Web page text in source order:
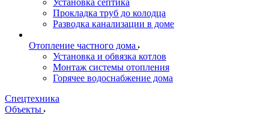
Установка септика
Прокладка труб до колодца
Разводка канализации в доме
Отопление частного дома
Установка и обвязка котлов
Монтаж системы отопления
Горячее водоснабжение дома
Спецтехника
Объекты